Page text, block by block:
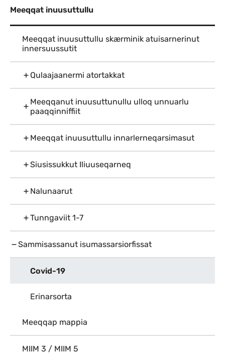
Meeqqat inuusuttullu
Meeqqat inuusuttullu skærminik atuisarnerinut
innersuussutit
Qulaajaanermi atortakkat
Meeqqanut inuusuttunullu ulloq unnuarlu
paaqqinniffiit
Meeqqat inuusuttullu innarlerneqarsimasut
Siusissukkut Iliuuseqarneq
Nalunaarut
Tunngaviit 1-7
Sammisassanut isumassarsiorfissat
Covid-19
Erinarsorta
Meeqqap mappia
MIIM 3 / MIIM 5